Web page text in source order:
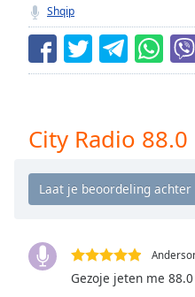
currently
behind
LIVE
Remaining
Time-
Playback
Chapters
Descriptions
Shqip
City Radio
Gezoje jeten me 88.0